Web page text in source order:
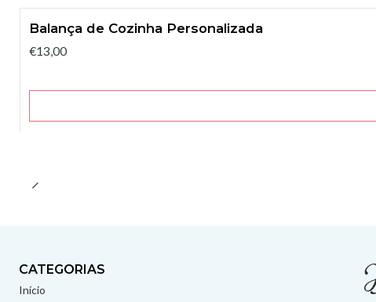
Balança de Cozinha Personalizada
€13,00
CATEGORIAS
Início